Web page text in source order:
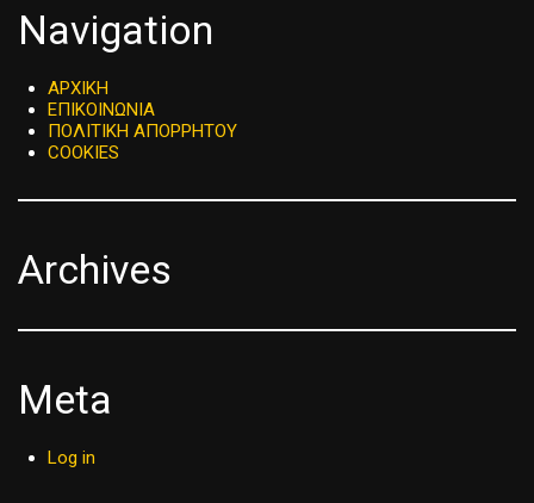
Navigation
ΑΡΧΙΚΗ
ΕΠΙΚΟΙΝΩΝΙΑ
ΠΟΛΙΤΙΚΗ ΑΠΟΡΡΗΤΟΥ
COOKIES
Archives
Meta
Log in